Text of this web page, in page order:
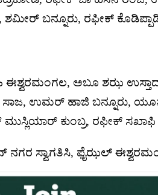
ಬನ್ನೂರು, ರಫೀಕ್
ಅಬೂ ಶಝ ಉಸ್ತಾದ್
ಉಮರ್ ಹಾಜಿ ಬನ್ನೂರು,
ಮುಸ್ಲಿಯಾರ್ ಕುಂಬ್ರ, ರಫೀಕ್
ಸ್ವಾಗತಿಸಿ, ಫೈಝಲ್